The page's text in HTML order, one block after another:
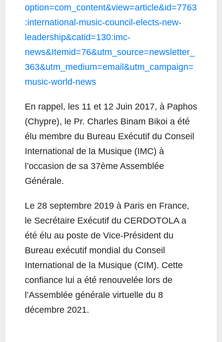
option=com_content&view=article&id=7763
:international-music-council-elects-new-
leadership&catid=130:imc-
news&Itemid=76&utm_source=newsletter_
363&utm_medium=email&utm_campaign=
music-world-news
En rappel, les 11 et 12 Juin 2017, à Paphos
(Chypre), le Pr. Charles Binam Bikoi a été
élu membre du Bureau Exécutif du Conseil
International de la Musique (IMC) à
l’occasion de sa 37ème Assemblée
Générale.
Le 28 septembre 2019 à Paris en France,
le Secrétaire Exécutif du CERDOTOLA a
été élu au poste de Vice-Président du
Bureau exécutif mondial du Conseil
International de la Musique (CIM). Cette
confiance lui a été renouvelée lors de
l’Assemblée générale virtuelle du 8
décembre 2021.